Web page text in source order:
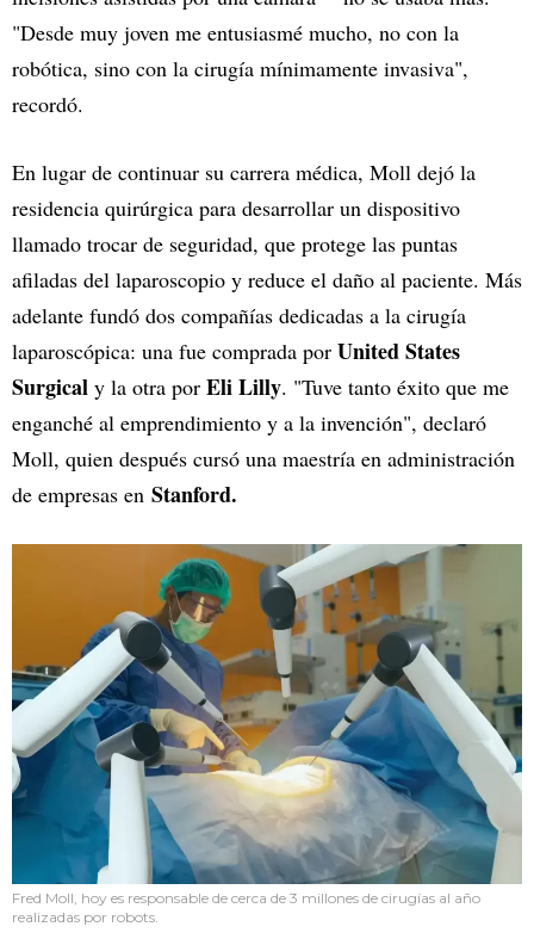
"Desde muy joven me entusiasmé mucho, no con la
robótica, sino con la cirugía mínimamente invasiva",
recordó.
En lugar de continuar su carrera médica, Moll dejó la
residencia quirúrgica para desarrollar un dispositivo
llamado trocar de seguridad, que protege las puntas
afiladas del laparoscopio y reduce el daño al paciente. Más
adelante fundó dos compañías dedicadas a la cirugía
laparoscópica: una fue comprada por United States
Surgical y la otra por Eli Lilly. "Tuve tanto éxito que me
enganché al emprendimiento y a la invención", declaró
Moll, quien después cursó una maestría en administración
de empresas en Stanford.
Fred Moll, hoy es responsable de cerca de 3 millones de cirugías al año
realizadas por robots.